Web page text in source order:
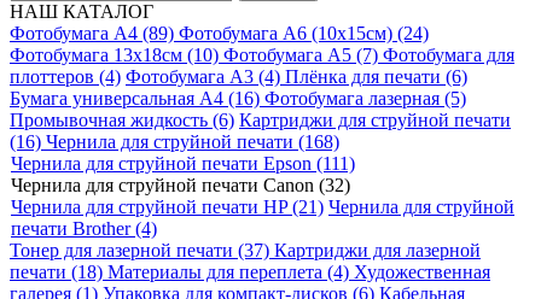
НАШ КАТАЛОГ
Фотобумага A4 (89) Фотобумага A6 (10х15см) (24)
Фотобумага 13х18см (10) Фотобумага A5 (7) Фотобумага для
плоттеров (4) Фотобумага A3 (4) Плёнка для печати (6)
Бумага универсальная A4 (16) Фотобумага лазерная (5)
Промывочная жидкость (6) Картриджи для струйной печати
(16) Чернила для струйной печати (168)
Чернила для струйной печати Epson (111)
Чернила для струйной печати Canon (32)
Чернила для струйной печати HP (21) Чернила для струйной
печати Brother (4)
Тонер для лазерной печати (37) Картриджи для лазерной
печати (18) Материалы для переплета (4) Художественная
галерея (1) Упаковка для компакт-дисков (6) Кабельная